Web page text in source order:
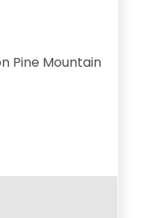
Pine Mountain